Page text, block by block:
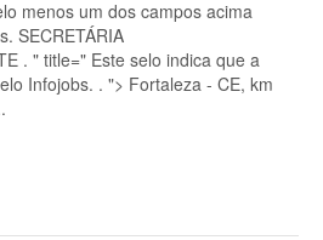
menos um dos campos acima
SECRETÁRIA
. " title=" Este selo indica que a
Infojobs. . "> Fortaleza - CE, km